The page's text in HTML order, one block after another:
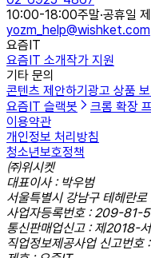
10:00-18:00주말·공휴일
yozm_help@wishket.com
요즘IT
요즘IT 소개작가 지원
기타 문의
콘텐츠 제안하기광고 상품
요즘IT 슬랙봇
크롬 확장
이용약관
개인정보 처리방침
청소년보호정책
㈜위시켓
대표이사 : 박우범
서울특별시 강남구 테헤란
사업자등록번호 : 209-81-
통신판매업신고 : 제2018-
직업정보제공사업 신고번